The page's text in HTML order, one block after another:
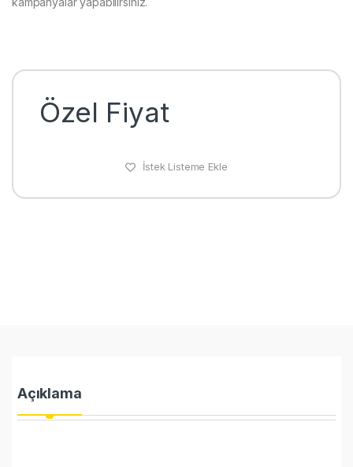
Özel Fiyat
İstek Listeme Ekle
Açıklama